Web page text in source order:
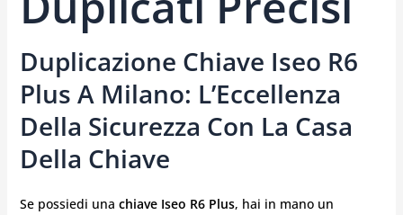
Duplicazione Chiave Iseo R6
Plus A Milano: L’Eccellenza
Della Sicurezza Con La Casa
Della Chiave
Se possiedi una chiave Iseo R6 Plus, hai in mano un